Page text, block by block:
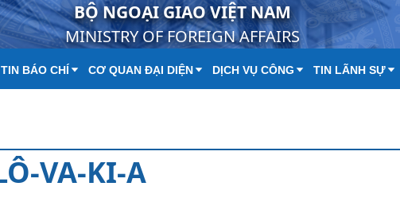
BỘ NGOẠI GIAO VIỆT NAM
MINISTRY OF FOREIGN AFFAIRS
BÁO CHÍ CƠ QUAN ĐẠI DIỆN DỊCH VỤ CÔNG TIN LÃNH SỰ
VA-KI-A